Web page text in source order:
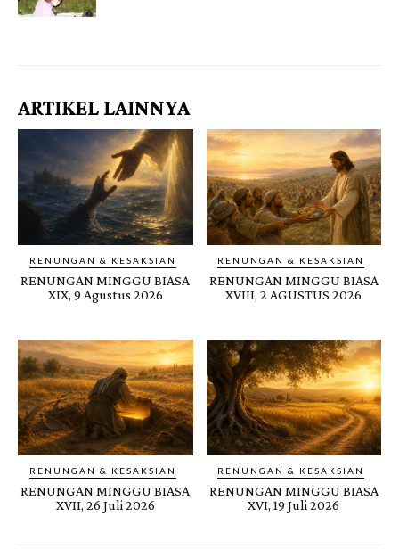
Gendis.ID
ARTIKEL LAINNYA
RENUNGAN & KESAKSIAN
RENUNGAN MINGGU BIASA
XIX, 9 Agustus 2026
RENUNGAN & KESAKSIAN
RENUNGAN MINGGU BIASA
XVIII, 2 AGUSTUS 2026
RENUNGAN & KESAKSIAN
RENUNGAN MINGGU BIASA
XVII, 26 Juli 2026
RENUNGAN & KESAKSIAN
RENUNGAN MINGGU BIASA
XVI, 19 Juli 2026